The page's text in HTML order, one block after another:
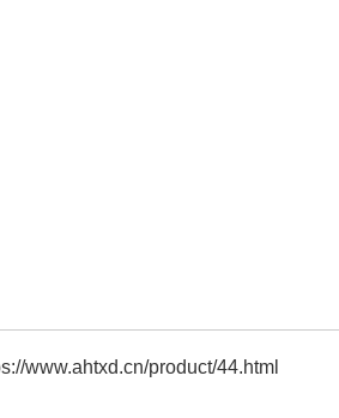
www.ahtxd.cn/product/44.html